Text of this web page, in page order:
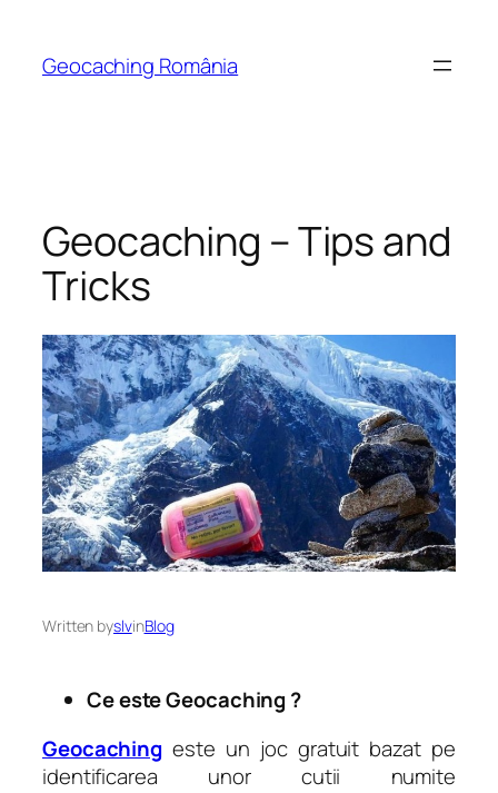
content
Geocaching România
Geocaching – Tips and
Tricks
Written byslvinBlog
Ce este Geocaching ?
Geocaching este un joc gratuit bazat pe
identificarea unor cutii numite